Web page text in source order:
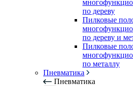
по дереву
Пилковые
по дереву и
Пилковые
по металлу
Пневматика
Пневматика